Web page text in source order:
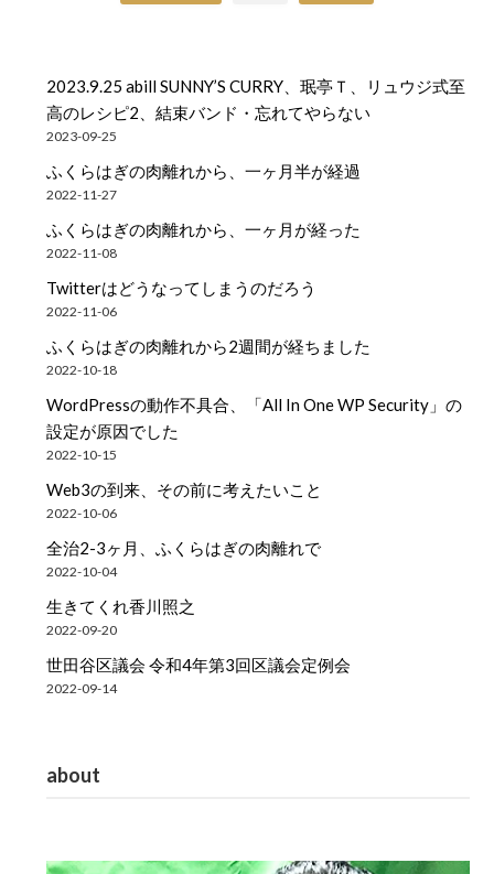
2023.9.25 abill SUNNY’S CURRY、珉亭Ｔ、リュウジ式至
高のレシピ2、結束バンド・忘れてやらない
2023-09-25
ふくらはぎの肉離れから、一ヶ月半が経過
2022-11-27
ふくらはぎの肉離れから、一ヶ月が経った
2022-11-08
Twitterはどうなってしまうのだろう
2022-11-06
ふくらはぎの肉離れから2週間が経ちました
2022-10-18
WordPressの動作不具合、「All In One WP Security」の
設定が原因でした
2022-10-15
Web3の到来、その前に考えたいこと
2022-10-06
全治2-3ヶ月、ふくらはぎの肉離れで
2022-10-04
生きてくれ香川照之
2022-09-20
世田谷区議会 令和4年第3回区議会定例会
2022-09-14
about